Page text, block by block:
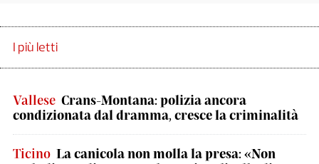
I più letti
Vallese Crans-Montana: polizia ancora
condizionata dal dramma, cresce la criminalità
Ticino La canicola non molla la presa: «Non